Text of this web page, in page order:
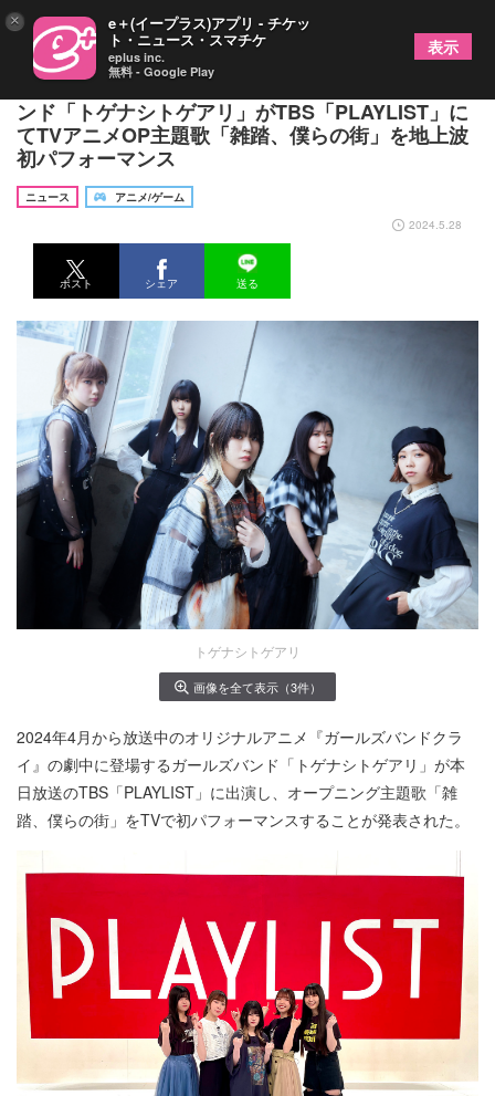
オリジナルアニメ『ガールズバンドクライ』劇中バ
ンド「トゲナシトゲアリ」がTBS「PLAYLIST」に
てTVアニメOP主題歌「雑踏、僕らの街」を地上波
初パフォーマンス
ニュース
アニメ/ゲーム
2024.5.28
ポスト シェア 送る
トゲナシトゲアリ
画像を全て表示（3件）
2024年4月から放送中のオリジナルアニメ『ガールズバンドクラ
イ』の劇中に登場するガールズバンド「トゲナシトゲアリ」が本
日放送のTBS「PLAYLIST」に出演し、オープニング主題歌「雑
踏、僕らの街」をTVで初パフォーマンスすることが発表された。
× e＋(イープラス)アプリ - チケッ
ト・ニュース・スマチケ
eplus inc.
無料 - Google Play
表示